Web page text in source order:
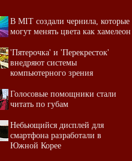
В MIT создали чернила, которые
могут менять цвета как хамелеон
'Пятерочка' и 'Перекресток'
внедряют системы
компьютерного зрения
Голосовые помощники стали
читать по губам
Небьющийся дисплей для
смартфона разработали в
Южной Корее